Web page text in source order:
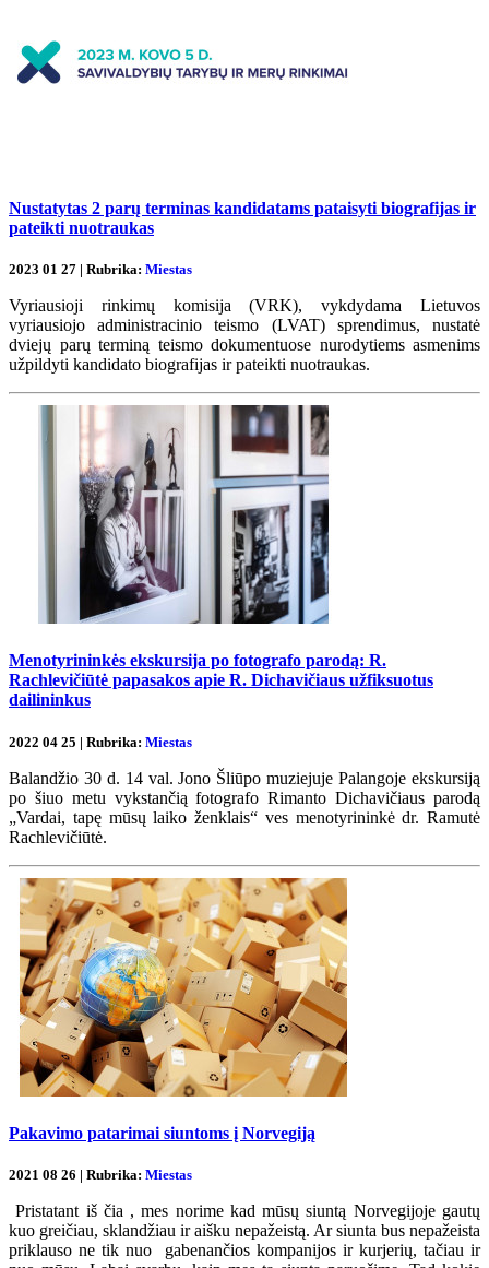
Nustatytas 2 parų terminas kandidatams pataisyti biografijas ir
pateikti nuotraukas
2023 01 27 | Rubrika: Miestas
Vyriausioji rinkimų komisija (VRK), vykdydama Lietuvos
vyriausiojo administracinio teismo (LVAT) sprendimus, nustatė
dviejų parų terminą teismo dokumentuose nurodytiems asmenims
užpildyti kandidato biografijas ir pateikti nuotraukas.
Menotyrininkės ekskursija po fotografo parodą: R.
Rachlevičiūtė papasakos apie R. Dichavičiaus užfiksuotus
dailininkus
2022 04 25 | Rubrika: Miestas
Balandžio 30 d. 14 val. Jono Šliūpo muziejuje Palangoje ekskursiją
po šiuo metu vykstančią fotografo Rimanto Dichavičiaus parodą
„Vardai, tapę mūsų laiko ženklais“ ves menotyrininkė dr. Ramutė
Rachlevičiūtė.
Pakavimo patarimai siuntoms į Norvegiją
2021 08 26 | Rubrika: Miestas
Pristatant iš čia , mes norime kad mūsų siuntą Norvegijoje gautų
kuo greičiau, sklandžiau ir aišku nepažeistą. Ar siunta bus nepažeista
priklauso ne tik nuo gabenančios kompanijos ir kurjerių, tačiau ir